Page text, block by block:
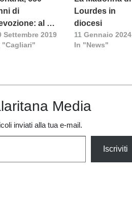
di
al via
Giubilare
l’arrivo
di Cagliari
Settembre 2019
"Cagliari"
Lourdes in
diocesi
11 Gennaio 2024
In "News"
Media
inviati alla tua e-mail.
Iscriviti